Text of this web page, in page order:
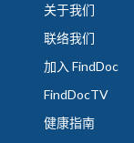
关于我们
联络我们
加入 FindDoc
FindDocTV
健康指南